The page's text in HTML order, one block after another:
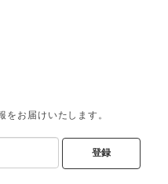
お届けいたします。
登録